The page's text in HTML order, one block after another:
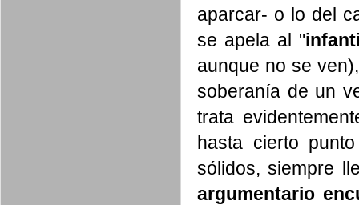
aparcar- o lo del
se apela al "
aunque no se
soberanía de un
trata
hasta cierto
sólidos, siempre
argumentario